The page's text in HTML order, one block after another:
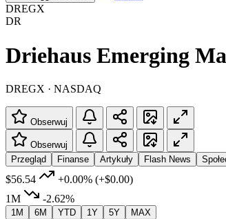
DREGX
DR
Driehaus Emerging
DREGX · NASDAQ
Obserwuj
Obserwuj
Przegląd
Finanse Artykuły Flash News
$56.54 +0.00% (+$0.00)
1M
-2.62%
1M 6M YTD 1Y 5Y MAX